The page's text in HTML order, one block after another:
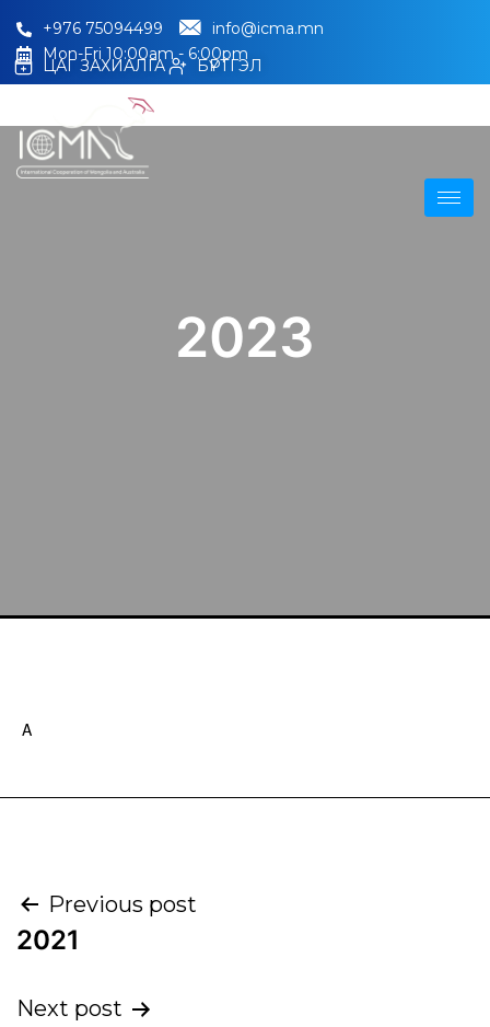
+976 75094499
info@icma.mn
Mon-Fri 10:00am - 6:00pm
ЦАГ ЗАХИАЛГА БҮРТГЭЛ
2023
A
Previous post
2021
Next post